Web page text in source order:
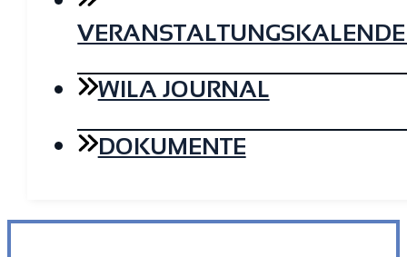
WILA JOURNAL
DOKUMENTE